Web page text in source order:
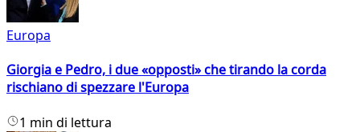
Europa
Giorgia e Pedro, i due «opposti» che tirando la corda
rischiano di spezzare l'Europa
1 min di lettura